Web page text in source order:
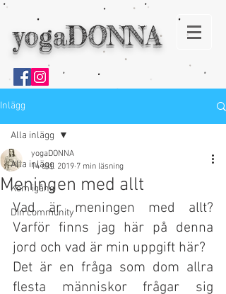
yogaDONNA
Inlägg
Alla inlägg
Kom igång
Din community
Alla inlägg
Meningen med allt
yogaDONNA
14 okt. 2019 7 min läsning
Vad är meningen med allt?
Varför finns jag här på denna
jord och vad är min uppgift här?
Det är en fråga som dom allra
flesta människor frågar sig